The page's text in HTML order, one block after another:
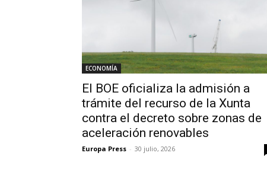
ECONOMÍA
El BOE oficializa la admisión a
trámite del recurso de la Xunta
contra el decreto sobre zonas de
aceleración renovables
Europa Press - 30 julio, 2026